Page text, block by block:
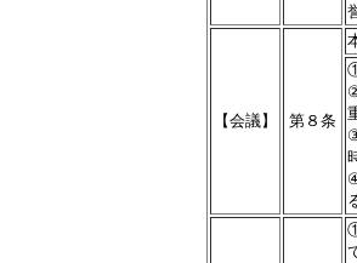
【会議】 第８条